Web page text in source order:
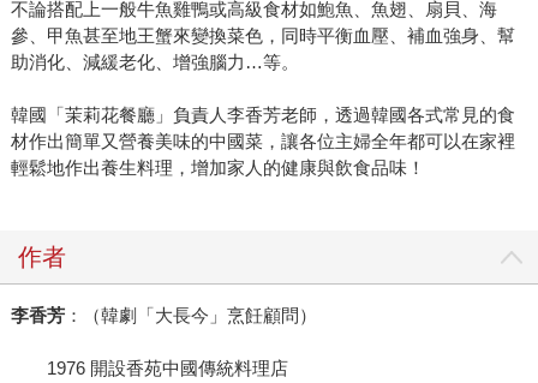
不論搭配上一般牛魚雞鴨或高級食材如鮑魚、魚翅、扇貝、海
參、甲魚甚至地王蟹來變換菜色，同時平衡血壓、補血強身、幫
助消化、減緩老化、增強腦力…等。
韓國「茉莉花餐廳」負責人李香芳老師，透過韓國各式常見的食
材作出簡單又營養美味的中國菜，讓各位主婦全年都可以在家裡
輕鬆地作出養生料理，增加家人的健康與飲食品味！
作者
李香芳：（韓劇「大長今」烹飪顧問）
1976 開設香苑中國傳統料理店